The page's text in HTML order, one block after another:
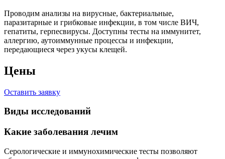
Проводим анализы на вирусные, бактериальные,
паразитарные и грибковые инфекции, в том числе ВИЧ,
гепатиты, герпесвирусы. Доступны тесты на иммунитет,
аллергию, аутоиммунные процессы и инфекции,
передающиеся через укусы клещей.
Цены
Оставить заявку
Виды исследований
Какие заболевания лечим
Серологические и иммунохимические тесты позволяют